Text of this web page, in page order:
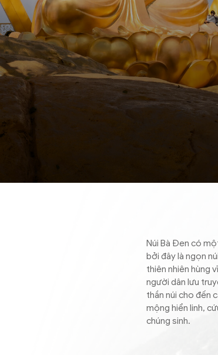
Núi Bà Đen có
bởi đây là ngọn
thiên nhiên hùng
người dân lưu
thần núi cho đến
mộng hiển linh,
chúng sinh.